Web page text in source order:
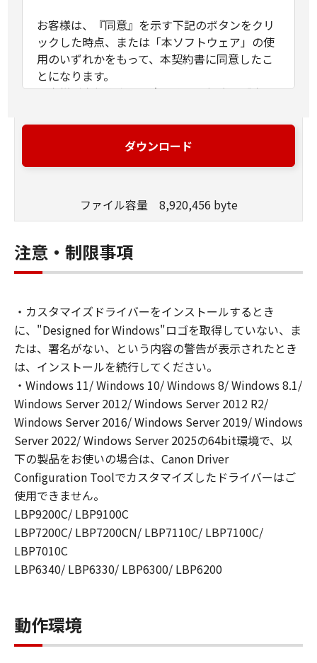
お客様は、『同意』を示す下記のボタンをクリ
ックした時点、または「本ソフトウェア」の使
用のいずれかをもって、本契約書に同意したこ
とになります。
お客様が本契約書に同意できない場合、「本ソ
直接またはネットワークを通じ接続される複数
す。）において、「本ソフトウェア」を使用
（本契約書においては、「本ソフトウェア」を
コンピューターの記憶媒体上にインストールす
ること、アクセスすること、もしくは実行する
ことのいずれも含むものとします。）するため
の非独占的権利をお客様に対して許諾します。
お客様は、また「指定機器」にネットワークを
通じて接続されたコンピューター上で、かかる
コンピューターの使用者に対して「本ソフトウ
ェア」を使用させることができますが、かかる
コンピューターの使用者に本契約書上の義務お
よび条件を遵守させるとともに、その履行に関
し全責任を負うことを条件とします。
(2) お客様は、上記(1)に基づいて「本ソフトウ
ェア」を使用するためのバックアップとして、
「本ソフトウェア」を１部、複製することがで
きます。
(3) 上記(1)および(2)に定める場合を除き、キヤ
ノンまたはキヤノンのライセンサーのいかなる
諾されるものではありません。
ダウンロード
ファイル容量 8,920,456 byte
注意・制限事項
・カスタマイズドライバーをインストールするとき
に、"Designed for Windows"ロゴを取得していない、ま
たは、署名がない、という内容の警告が表示されたとき
は、インストールを続行してください。
・Windows 11/ Windows 10/ Windows 8/ Windows 8.1/
Windows Server 2012/ Windows Server 2012 R2/
Windows Server 2016/ Windows Server 2019/ Windows
Server 2022/ Windows Server 2025の64bit環境で、以
下の製品をお使いの場合は、Canon Driver
Configuration Toolでカスタマイズしたドライバーはご
使用できません。
LBP9200C/ LBP9100C
LBP7200C/ LBP7200CN/ LBP7110C/ LBP7100C/
LBP7010C
LBP6340/ LBP6330/ LBP6300/ LBP6200
動作環境